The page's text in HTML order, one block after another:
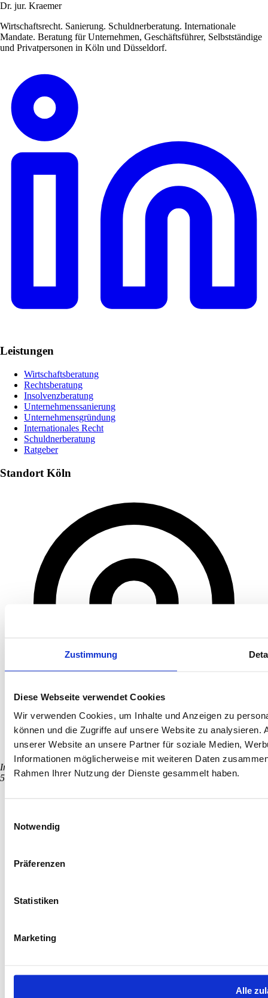
Zustimmung
Diese Webseite verwendet Cookies
Wir verwenden Cookies, um Inhalte und Anzeigen zu
können und die Zugriffe auf unsere Website zu
unserer Website an unsere Partner für soziale Medien,
Informationen möglicherweise mit weiteren Daten
Rahmen Ihrer Nutzung der Dienste gesammelt haben.
Notwendig
Präferenzen
Statistiken
Marketing
Alle
Dr. jur. Kraemer
Wirtschaftsrecht. Sanierung. Schuldnerberatung. Internationale
Mandate. Beratung für Unternehmen, Geschäftsführer, Selbstständige
und Privatpersonen in Köln und Düsseldorf.
Leistungen
Wirtschaftsberatung
Rechtsberatung
Insolvenzberatung
Unternehmenssanierung
Unternehmensgründung
Internationales Recht
Schuldnerberatung
Ratgeber
Standort Köln
Im Sionstal 3–5
50678 Köln